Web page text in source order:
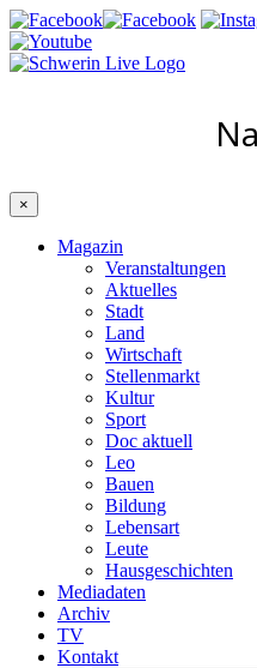
×
Magazin
Veranstaltungen
Aktuelles
Stadt
Land
Wirtschaft
Stellenmarkt
Kultur
Sport
Doc aktuell
Leo
Bauen
Bildung
Lebensart
Leute
Hausgeschichten
Mediadaten
Archiv
TV
Kontakt